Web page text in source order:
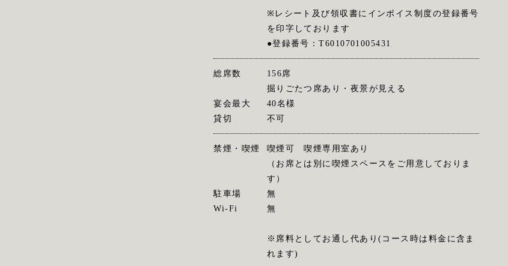
※レシート及び領収書にインボイス制度の登録番号
を印字しております
●登録番号：T6010701005431
総席数
156席
掘りごたつ席あり・夜景が見える
宴会最大
40名様
貸切
不可
禁煙・喫煙
喫煙可 喫煙専用室あり
（お席とは別に喫煙スペースをご用意しておりま
す）
駐車場
無
Wi-Fi
無
※席料としてお通し代あり(コース時は料金に含ま
れます)